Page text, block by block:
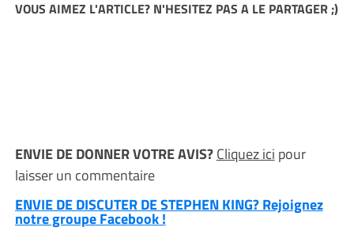
VOUS AIMEZ L'ARTICLE? N'HESITEZ PAS A LE PARTAGER ;)
ENVIE DE DONNER VOTRE AVIS?Cliquez ici pour
laisser un commentaire
ENVIE DE DISCUTER DE STEPHEN KING? Rejoignez
notre groupe Facebook !